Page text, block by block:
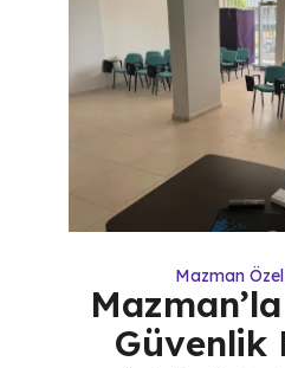
Mazman
Güvenlik